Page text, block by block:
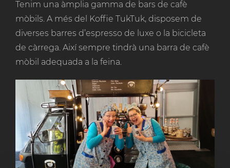
Tenim una àmplia gamma de bars de cafè
mòbils. A més del Koffie TukTuk, disposem de
diverses barres d’espresso de luxe o la bicicleta
de càrrega. Així sempre tindrà una barra de cafè
mòbil adequada a la feina.